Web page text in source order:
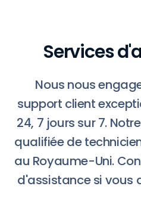
Services
Nous nous
support client
24, 7 jours sur 7.
qualifiée de
au Royaume-Uni.
d'assistance si vous